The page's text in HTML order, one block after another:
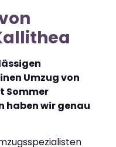
Umzug von
Sommer
haben wir genau